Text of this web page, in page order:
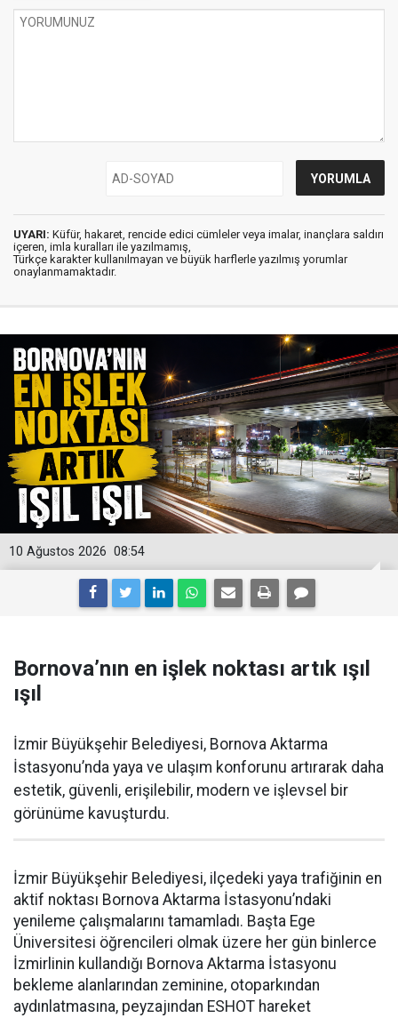
UYARI: Küfür, hakaret, rencide edici cümleler veya imalar, inançlara saldırı
içeren, imla kuralları ile yazılmamış,
Türkçe karakter kullanılmayan ve büyük harflerle yazılmış yorumlar
onaylanmamaktadır.
08:54
10 Ağustos 2026
Bornova’nın en işlek noktası artık ışıl
ışıl
İzmir Büyükşehir Belediyesi, Bornova Aktarma
İstasyonu’nda yaya ve ulaşım konforunu artırarak daha
estetik, güvenli, erişilebilir, modern ve işlevsel bir
görünüme kavuşturdu.
İzmir Büyükşehir Belediyesi, ilçedeki yaya trafiğinin en
aktif noktası Bornova Aktarma İstasyonu’ndaki
yenileme çalışmalarını tamamladı. Başta Ege
Üniversitesi öğrencileri olmak üzere her gün binlerce
İzmirlinin kullandığı Bornova Aktarma İstasyonu
bekleme alanlarından zeminine, otoparkından
aydınlatmasına, peyzajından ESHOT hareket